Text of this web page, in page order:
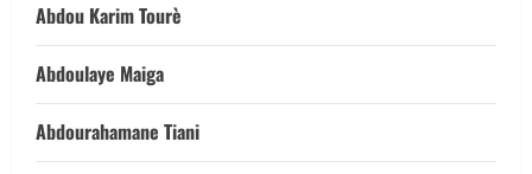
Abdou Karim Tourè
Abdoulaye Maiga
Abdourahamane Tiani